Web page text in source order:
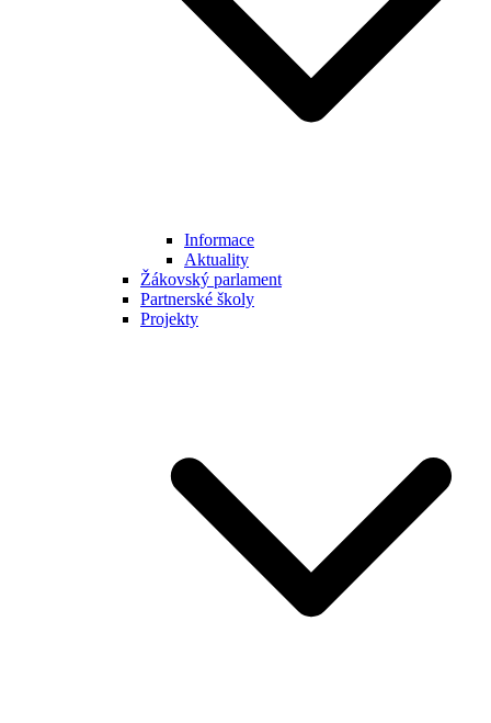
Informace
Aktuality
Žákovský parlament
Partnerské školy
Projekty